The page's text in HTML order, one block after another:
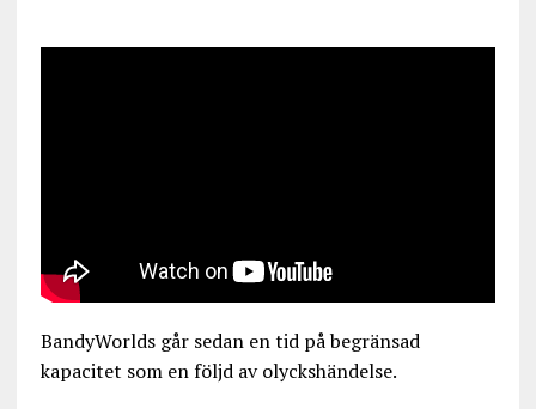
BandyWorlds går sedan en tid på begränsad
kapacitet som en följd av olyckshändelse.